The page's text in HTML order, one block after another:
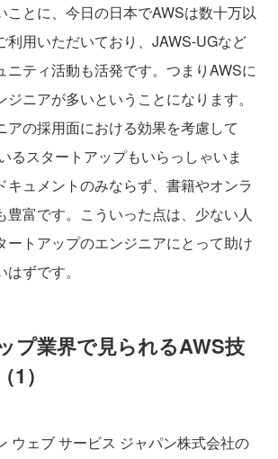
ことに、今日の日本でAWSは数十万以
利用いただいており、JAWS-UGなど
ニティ活動も活発です。つまりAWSに
ニアが多いということになります。
アの採用面における効果を考慮して
るスタートアップもいらっしゃいま
キュメントのみならず、書籍やオンラ
豊富です。こういった点は、少ない人
ートアップのエンジニアにとって助け
ずです。
プ業界で見られるAWS技
）
ウェブ サービス ジャパン株式会社の